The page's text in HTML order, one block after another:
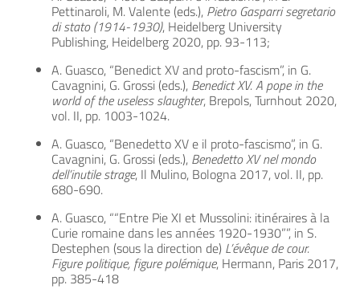
Pettinaroli, M. Valente (eds.), Pietro Gasparri segretario
di stato (1914-1930), Heidelberg University
Publishing, Heidelberg 2020, pp. 93-113;
A. Guasco, “Benedict XV and proto-fascism”, in G.
Cavagnini, G. Grossi (eds.), Benedict XV. A pope in the
world of the useless slaughter, Brepols, Turnhout 2020,
vol. II, pp. 1003-1024.
A. Guasco, “Benedetto XV e il proto-fascismo”, in G.
Cavagnini, G. Grossi (eds.), Benedetto XV nel mondo
dell’inutile strage, Il Mulino, Bologna 2017, vol. II, pp.
680-690.
A. Guasco, ““Entre Pie XI et Mussolini: itinéraires à la
Curie romaine dans les années 1920-1930””, in S.
Destephen (sous la direction de) L’évêque de cour.
Figure politique, figure polémique, Hermann, Paris 2017,
pp. 385-418